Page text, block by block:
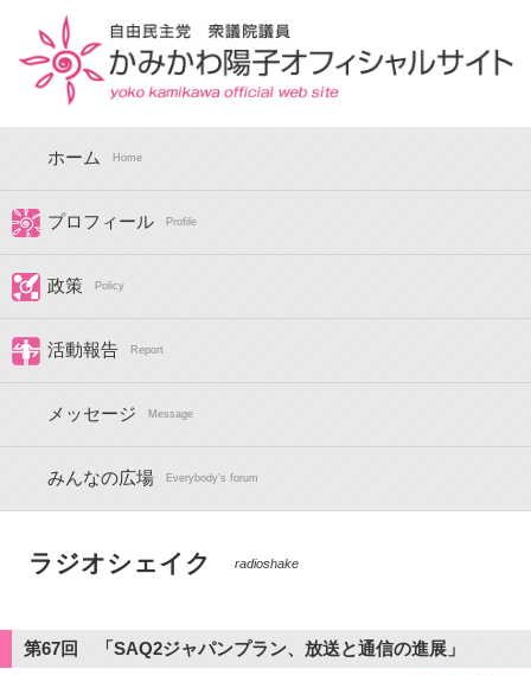
ホーム Home
プロフィール Profile
政策 Policy
活動報告 Report
メッセージ Message
みんなの広場 Everybody's forum
ラジオシェイク radioshake
第67回 「SAQ2ジャパンプラン、放送と通信の進展」